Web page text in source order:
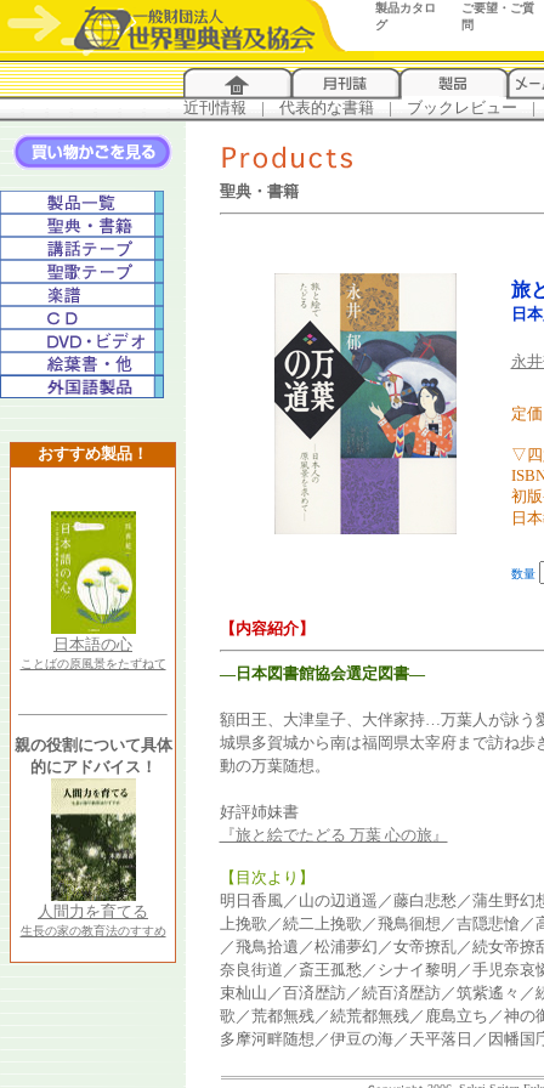
製品カタロ
グ
ご要望・ご質
問
近刊情報 | 代表的な書籍 | ブックレビュー |
おすすめ製品！
日本語の心
ことばの原風景をたずねて
親の役割について具体
的にアドバイス！
人間力を育てる
生長の家の教育法のすすめ
聖典・書籍
旅
日
永
定
▽四
初
日
数量
【内容紹介】
―日本図書館協会選定図書―
額田王、大津皇子、大伴家持…万葉人が詠う
城県多賀城から南は福岡県太宰府まで訪ね
動の万葉随想。
好評姉妹書
『旅と絵でたどる 万葉 心の旅』
【目次より】
明日香風／山の辺逍遥／藤白悲愁／蒲生野
上挽歌／続二上挽歌／飛鳥徊想／吉隠悲愴
／飛鳥拾遺／松浦夢幻／女帝撩乱／続女帝
奈良街道／斎王孤愁／シナイ黎明／手児奈
束杣山／百済歴訪／続百済歴訪／筑紫遙々
歌／荒都無残／続荒都無残／鹿島立ち／神
多摩河畔随想／伊豆の海／天平落日／因幡国